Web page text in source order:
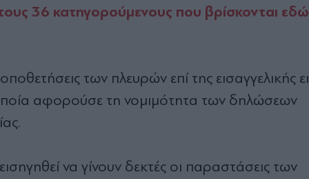
36 κατηγορούμενους που βρίσκονται
των πλευρών επί της εισαγγελικής
αφορούσε τη νομιμότητα των δηλώσεων
να γίνουν δεκτές οι παραστάσεις των